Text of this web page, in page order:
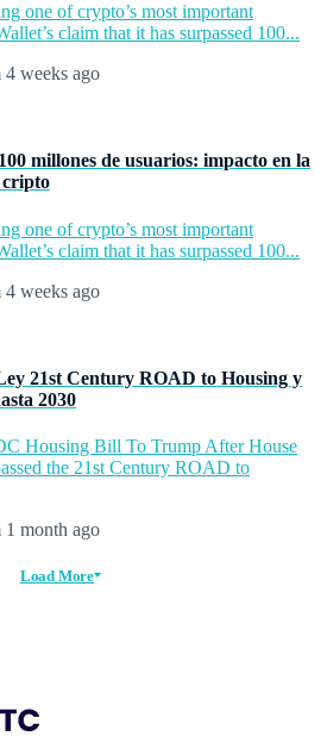
one of crypto’s most important
claim that it has surpassed 100...
4 weeks ago
millones de usuarios: impacto en la
cripto
one of crypto’s most important
claim that it has surpassed 100...
4 weeks ago
21st Century ROAD to Housing y
2030
Housing Bill To Trump After House
the 21st Century ROAD to
1 month ago
Load More